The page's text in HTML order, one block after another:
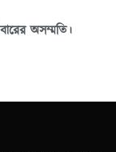
অসম্মতি।